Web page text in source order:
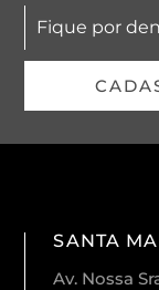
Fique por
SANTA
Av. Nossa